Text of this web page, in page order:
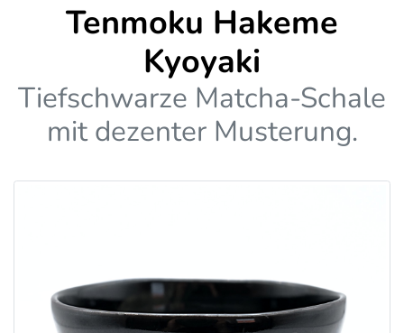
Tenmoku Hakeme
Kyoyaki
Tiefschwarze Matcha-Schale
mit dezenter Musterung.